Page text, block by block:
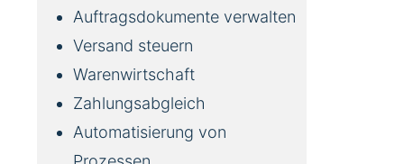
Auftragsdokumente verwalten
Versand steuern
Warenwirtschaft
Zahlungsabgleich
Automatisierung von